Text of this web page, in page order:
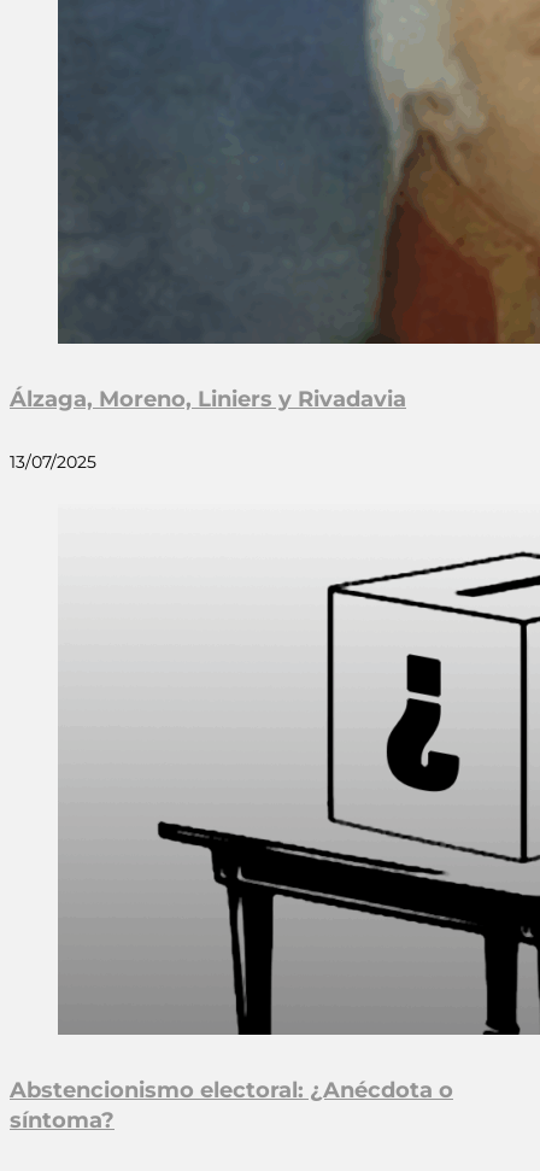
Álzaga, Moreno, Liniers y Rivadavia
13/07/2025
Abstencionismo electoral: ¿Anécdota o
síntoma?